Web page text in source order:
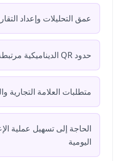
عمق التحليلات وإعداد
حدود QR الديناميكية مرتبطة بمستويات الخطة
متطلبات العلامة التجارية
الحاجة إلى تسهيل عملية
اليومية